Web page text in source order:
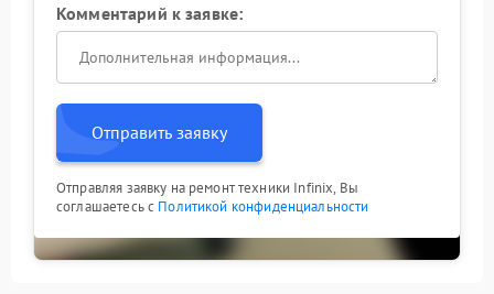
Комментарий к заявке:
Отправить заявку
Отправляя заявку на ремонт техники Infinix, Вы
соглашаетесь с Политикой конфиденциальности